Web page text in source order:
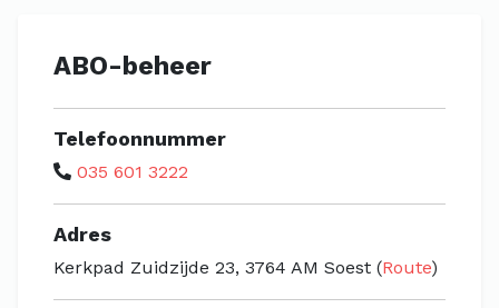
ABO-beheer
Telefoonnummer
035 601 3222
Adres
Kerkpad Zuidzijde 23, 3764 AM Soest (Route)